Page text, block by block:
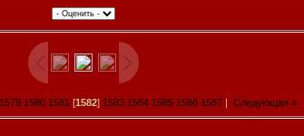
1579 1580 1581 [1582] 1583 1584 1585 1586 1587 Следующая »